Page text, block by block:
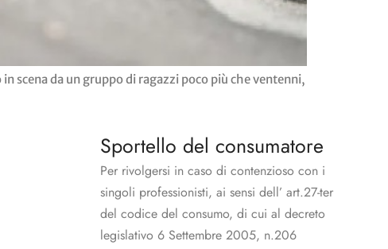
scena da un gruppo di ragazzi poco più che ventenni,
Sportello del consumatore
Per rivolgersi in caso di contenzioso con i
singoli professionisti, ai sensi dell’ art.27-ter
del codice del consumo, di cui al decreto
legislativo 6 Settembre 2005, n.206